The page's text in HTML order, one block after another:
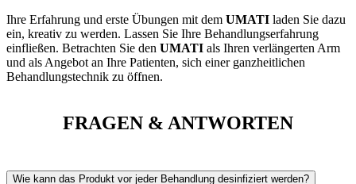
Ihre Erfahrung und erste Übungen mit dem UMATI laden Sie dazu
ein, kreativ zu werden. Lassen Sie Ihre Behandlungserfahrung
einfließen. Betrachten Sie den UMATI als Ihren verlängerten Arm
und als Angebot an Ihre Patienten, sich einer ganzheitlichen
Behandlungstechnik zu öffnen.
FRAGEN & ANTWORTEN
Wie kann das Produkt vor jeder Behandlung desinfiziert werden?